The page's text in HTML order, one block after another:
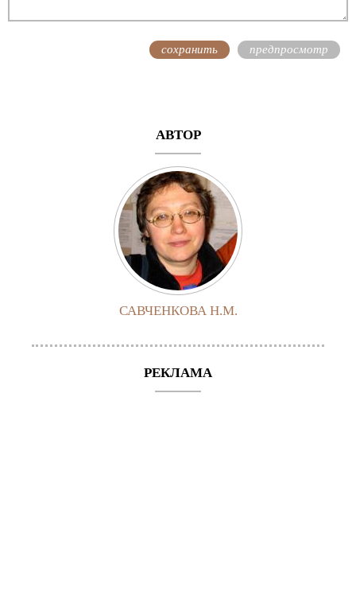
АВТОР
САВЧЕНКОВА Н.М.
РЕКЛАМА